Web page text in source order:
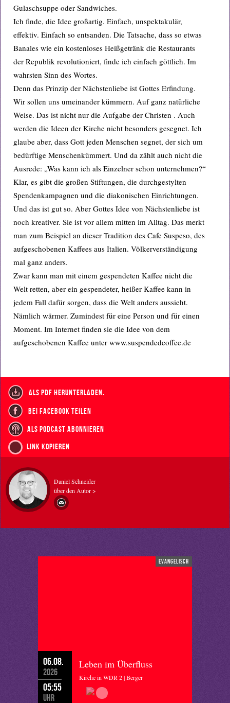
Gulaschsuppe oder Sandwiches.
Ich finde, die Idee großartig. Einfach, unspektakulär,
effektiv. Einfach so entsanden. Die Tatsache, dass so etwas
Banales wie ein kostenloses Heißgetränk die Restaurants
der Republik revolutioniert, finde ich einfach göttlich. Im
wahrsten Sinn des Wortes.
Denn das Prinzip der Nächstenliebe ist Gottes Erfindung.
Wir sollen uns umeinander kümmern. Auf ganz natürliche
Weise. Das ist nicht nur die Aufgabe der Christen . Auch
werden die Ideen der Kirche nicht besonders gesegnet. Ich
glaube aber, dass Gott jeden Menschen segnet, der sich um
bedürftige Menschenkümmert. Und da zählt auch nicht die
Ausrede: „Was kann ich als Einzelner schon unternehmen?“
Klar, es gibt die großen Stiftungen, die durchgestylten
Spendenkampagnen und die diakonischen Einrichtungen.
Und das ist gut so. Aber Gottes Idee von Nächstenliebe ist
noch kreativer. Sie ist vor allem mitten im Alltag. Das merkt
man zum Beispiel an dieser Tradition des Cafe Suspeso, des
aufgeschobenen Kaffees aus Italien. Völkerverständigung
mal ganz anders.
Zwar kann man mit einem gespendeten Kaffee nicht die
Welt retten, aber ein gespendeter, heißer Kaffee kann in
jedem Fall dafür sorgen, dass die Welt anders aussieht.
Nämlich wärmer. Zumindest für eine Person und für einen
Moment. Im Internet finden sie die Idee von dem
aufgeschobenen Kaffee unter www.suspendedcoffee.de
als PDF herunterladen.
bei Facebook teilen
als Podcast abonnieren
Link kopieren
Daniel Schneider
über den Autor >
evangelisch
06.08.
2026
05:55
Uhr
Leben im Überfluss
Kirche in WDR 2 | Berger